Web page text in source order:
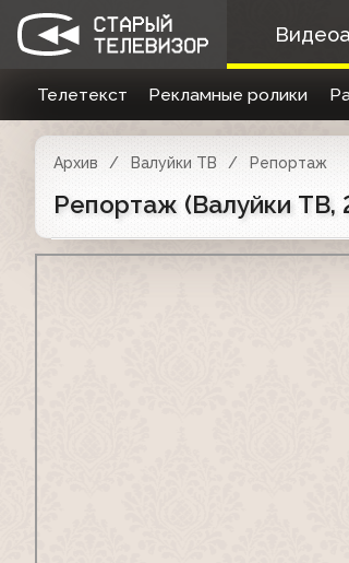
Телетекст Рекламные ролики
Архив Валуйки ТВ Репортаж
Репортаж (Валуйки